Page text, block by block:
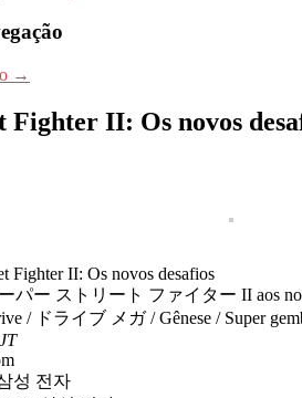
→
Fighter II: Os novos
Fighter II: Os novos desafios
パー ストリート ファイター II aos
/ ドライブ メガ / Gênese / Super
성 전자